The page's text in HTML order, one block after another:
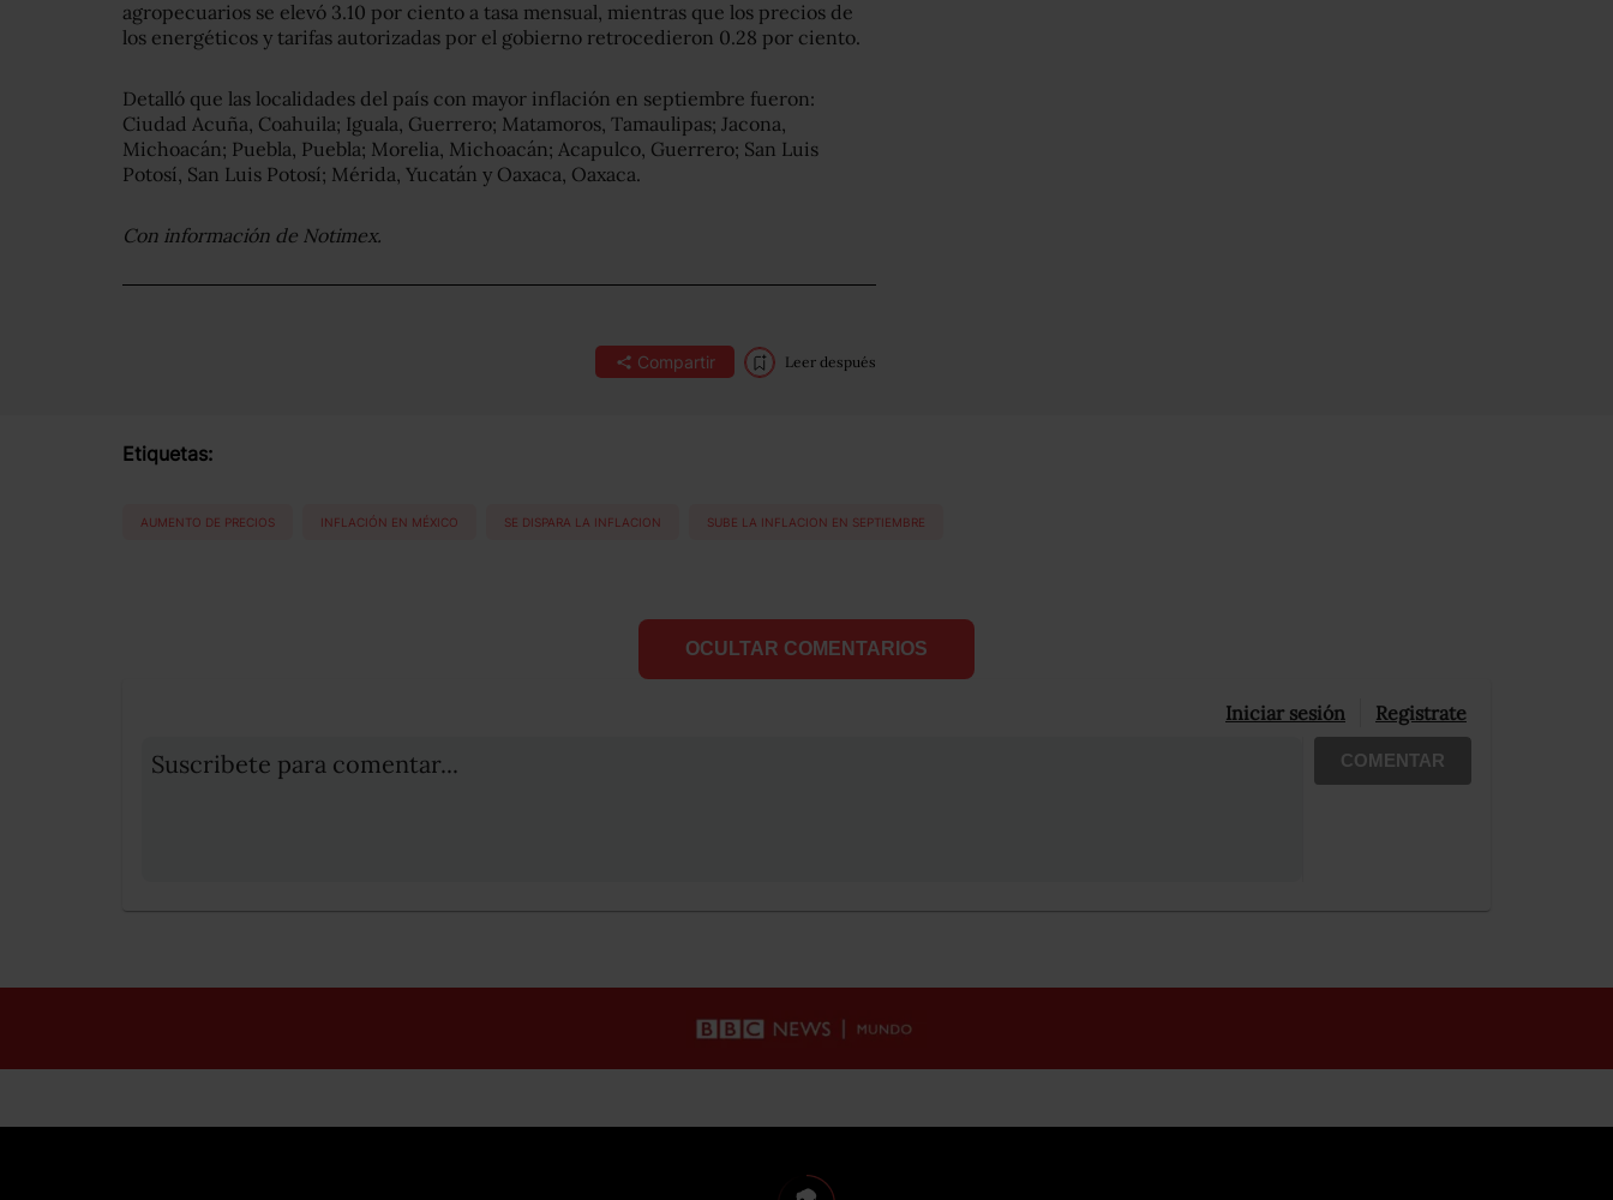
agropecuarios se elevó 3.10 por ciento a tasa mensual, mientras que los precios de
los energéticos y tarifas autorizadas por el gobierno retrocedieron 0.28 por ciento.
Detalló que las localidades del país con mayor inflación en septiembre fueron:
Ciudad Acuña, Coahuila; Iguala, Guerrero; Matamoros, Tamaulipas; Jacona,
Michoacán; Puebla, Puebla; Morelia, Michoacán; Acapulco, Guerrero; San Luis
Potosí, San Luis Potosí; Mérida, Yucatán y Oaxaca, Oaxaca.
Con información de Notimex.
Compartir Leer después
Etiquetas:
AUMENTO DE PRECIOS INFLACIÓN EN MÉXICO SE DISPARA LA INFLACION SUBE LA INFLACION EN SEPTIEMBRE
OCULTAR COMENTARIOS
Iniciar sesión Registrate
Suscribete para comentar... COMENTAR